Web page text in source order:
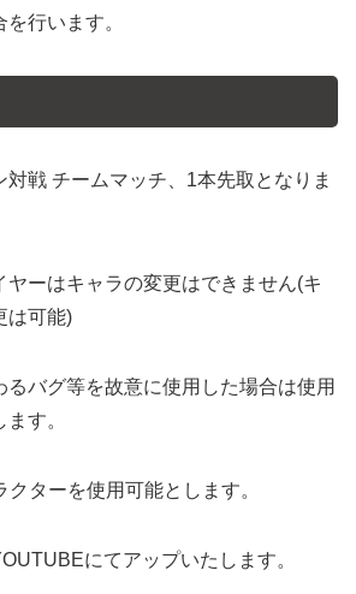
行います。
対戦 チームマッチ、1本先取となりま
ヤーはキャラの変更はできません(キ
は可能)
るバグ等を故意に使用した場合は使用
す。
クターを使用可能とします。
にてアップいたします。